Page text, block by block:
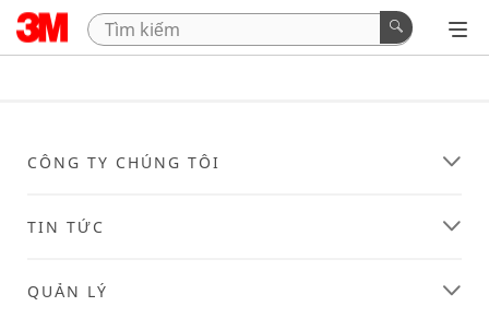
CÔNG TY CHÚNG TÔI
TIN TỨC
QUẢN LÝ